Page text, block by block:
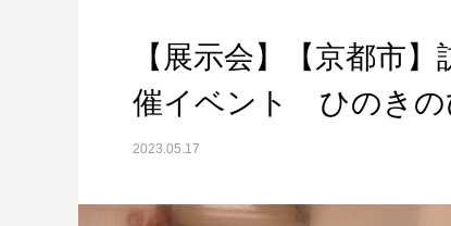
【展示会】【京都市
催イベント ひのきの
2023.05.17